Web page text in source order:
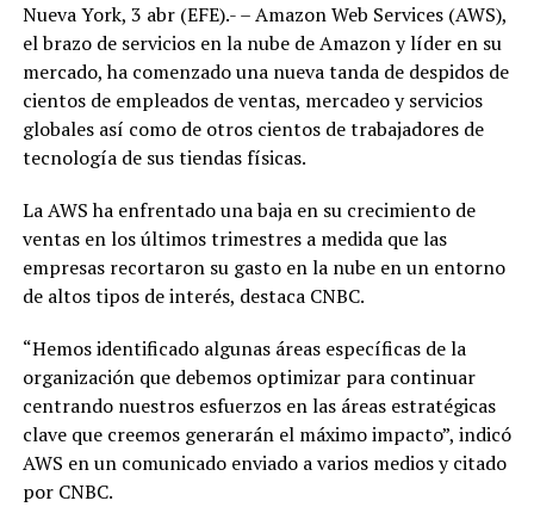
Nueva York, 3 abr (EFE).- – Amazon Web Services (AWS),
el brazo de servicios en la nube de Amazon y líder en su
mercado, ha comenzado una nueva tanda de despidos de
cientos de empleados de ventas, mercadeo y servicios
globales así como de otros cientos de trabajadores de
tecnología de sus tiendas físicas.
La AWS ha enfrentado una baja en su crecimiento de
ventas en los últimos trimestres a medida que las
empresas recortaron su gasto en la nube en un entorno
de altos tipos de interés, destaca CNBC.
“Hemos identificado algunas áreas específicas de la
organización que debemos optimizar para continuar
centrando nuestros esfuerzos en las áreas estratégicas
clave que creemos generarán el máximo impacto”, indicó
AWS en un comunicado enviado a varios medios y citado
por CNBC.